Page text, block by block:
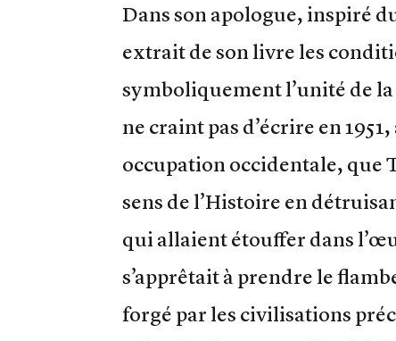
Dans son apologue, inspiré
extrait de son livre les
symboliquement l’unité de
ne craint pas d’écrire en
occupation occidentale, que
sens de l’Histoire en
qui allaient étouffer dans
s’apprêtait à prendre le
forgé par les civilisations